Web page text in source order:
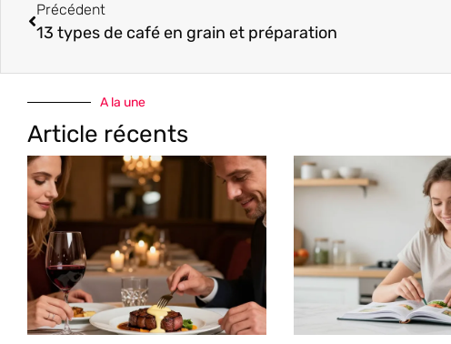
Précédent
13 types de café en grain et préparation
A la une
Article récents